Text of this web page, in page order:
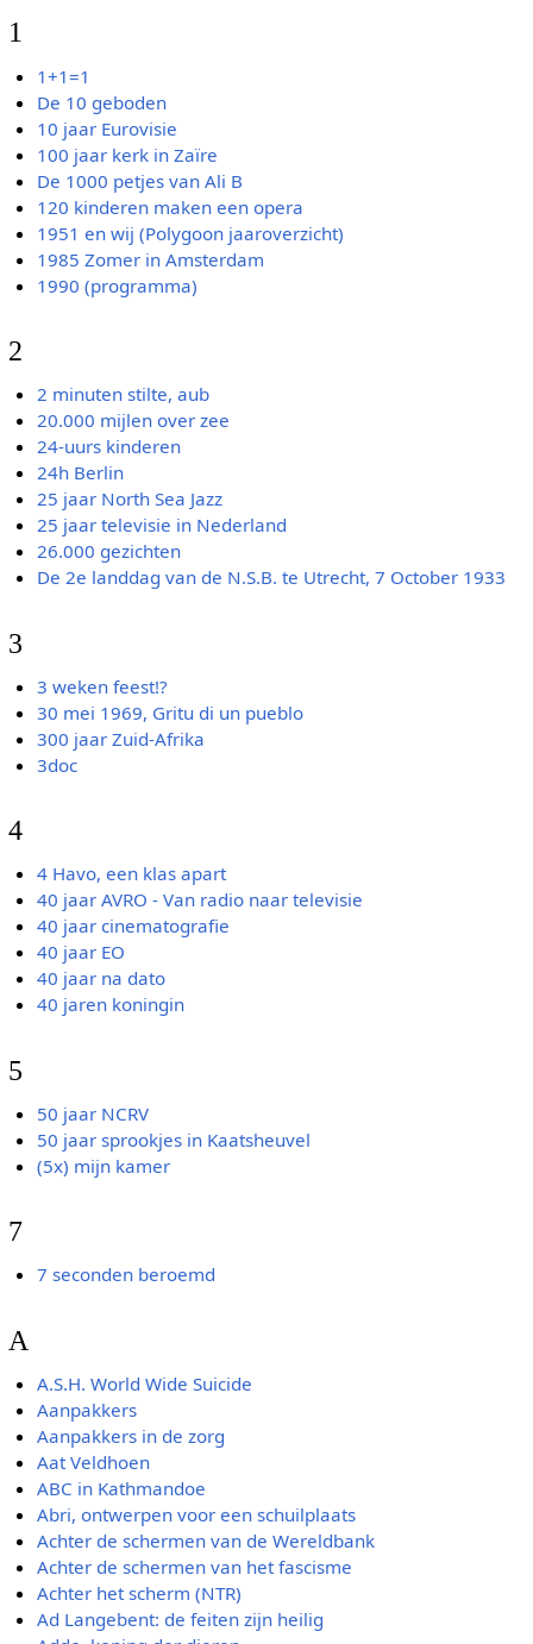
1
1+1=1
De 10 geboden
10 jaar Eurovisie
100 jaar kerk in Zaïre
De 1000 petjes van Ali B
120 kinderen maken een opera
1951 en wij (Polygoon jaaroverzicht)
1985 Zomer in Amsterdam
1990 (programma)
2
2 minuten stilte, aub
20.000 mijlen over zee
24-uurs kinderen
24h Berlin
25 jaar North Sea Jazz
25 jaar televisie in Nederland
26.000 gezichten
De 2e landdag van de N.S.B. te Utrecht, 7 October 1933
3
3 weken feest!?
30 mei 1969, Gritu di un pueblo
300 jaar Zuid-Afrika
3doc
4
4 Havo, een klas apart
40 jaar AVRO - Van radio naar televisie
40 jaar cinematografie
40 jaar EO
40 jaar na dato
40 jaren koningin
5
50 jaar NCRV
50 jaar sprookjes in Kaatsheuvel
(5x) mijn kamer
7
7 seconden beroemd
A
A.S.H. World Wide Suicide
Aanpakkers
Aanpakkers in de zorg
Aat Veldhoen
ABC in Kathmandoe
Abri, ontwerpen voor een schuilplaats
Achter de schermen van de Wereldbank
Achter de schermen van het fascisme
Achter het scherm (NTR)
Ad Langebent: de feiten zijn heilig